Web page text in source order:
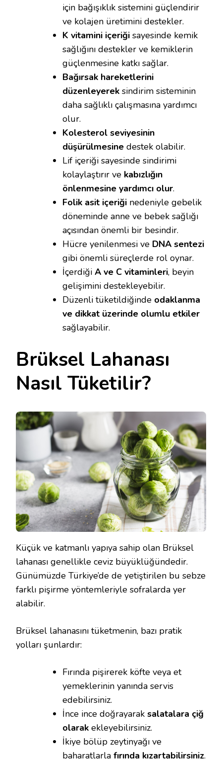
için bağışıklık sistemini güçlendirir
ve kolajen üretimini destekler.
K vitamini içeriği sayesinde kemik
sağlığını destekler ve kemiklerin
güçlenmesine katkı sağlar.
Bağırsak hareketlerini
düzenleyerek sindirim sisteminin
daha sağlıklı çalışmasına yardımcı
olur.
Kolesterol seviyesinin
düşürülmesine destek olabilir.
Lif içeriği sayesinde sindirimi
kolaylaştırır ve kabızlığın
önlenmesine yardımcı olur.
Folik asit içeriği nedeniyle gebelik
döneminde anne ve bebek sağlığı
açısından önemli bir besindir.
Hücre yenilenmesi ve DNA sentezi
gibi önemli süreçlerde rol oynar.
İçerdiği A ve C vitaminleri, beyin
gelişimini destekleyebilir.
Düzenli tüketildiğinde odaklanma
ve dikkat üzerinde olumlu etkiler
sağlayabilir.
Brüksel Lahanası
Nasıl Tüketilir?
Küçük ve katmanlı yapıya sahip olan Brüksel
lahanası genellikle ceviz büyüklüğündedir.
Günümüzde Türkiye’de de yetiştirilen bu sebze
farklı pişirme yöntemleriyle sofralarda yer
alabilir.
Brüksel lahanasını tüketmenin, bazı pratik
yolları şunlardır:
Fırında pişirerek köfte veya et
yemeklerinin yanında servis
edebilirsiniz.
İnce ince doğrayarak salatalara çiğ
olarak ekleyebilirsiniz.
İkiye bölüp zeytinyağı ve
baharatlarla fırında kızartabilirsiniz.